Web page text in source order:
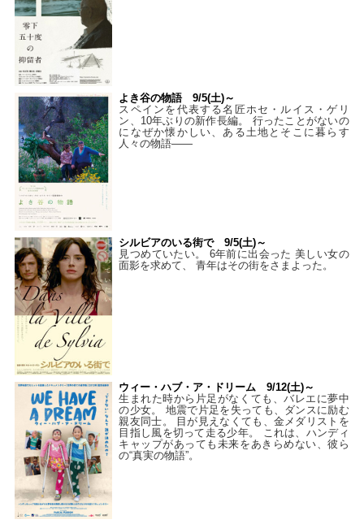
よき谷の物語 9/5(土)～
スペインを代表する名匠ホセ・ルイス・ゲリ
ン、10年ぶりの新作長編。 行ったことがないの
になぜか懐かしい、ある土地とそこに暮らす
人々の物語――
シルビアのいる街で 9/5(土)～
見つめていたい。 6年前に出会った 美しい女の
面影を求めて、 青年はその街をさまよった。
ウィー・ハブ・ア・ドリーム 9/12(土)～
生まれた時から片足がなくても、バレエに夢中
の少女。 地震で片足を失っても、ダンスに励む
親友同士。 目が見えなくても、金メダリストを
目指し風を切って走る少年。 これは、ハンディ
キャップがあっても未来をあきらめない、彼ら
の“真実の物語”。